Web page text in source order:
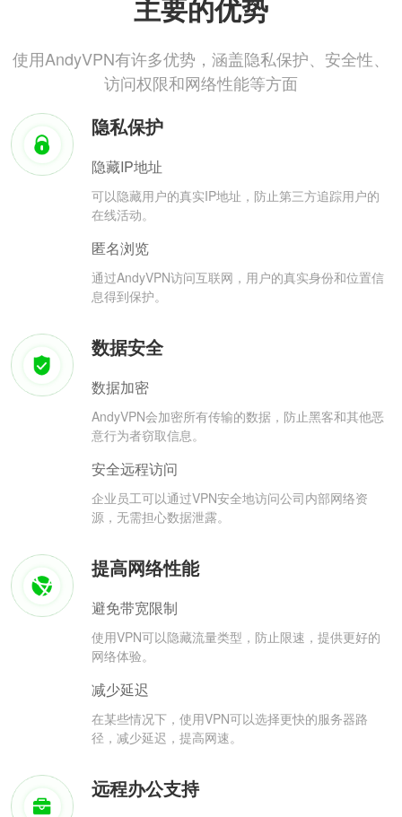
主要的优势
使用AndyVPN有许多优势，涵盖隐私保护、安全性、
访问权限和网络性能等方面
隐私保护
隐藏IP地址
可以隐藏用户的真实IP地址，防止第三方追踪用户的
在线活动。
匿名浏览
通过AndyVPN访问互联网，用户的真实身份和位置信
息得到保护。
数据安全
数据加密
AndyVPN会加密所有传输的数据，防止黑客和其他恶
意行为者窃取信息。
安全远程访问
企业员工可以通过VPN安全地访问公司内部网络资
源，无需担心数据泄露。
提高网络性能
避免带宽限制
使用VPN可以隐藏流量类型，防止限速，提供更好的
网络体验。
减少延迟
在某些情况下，使用VPN可以选择更快的服务器路
径，减少延迟，提高网速。
远程办公支持